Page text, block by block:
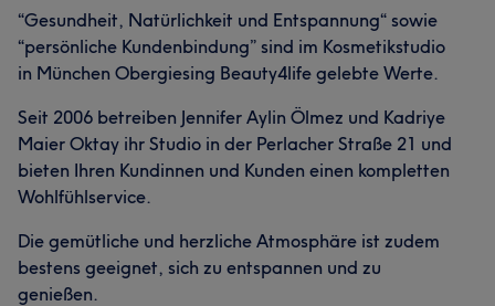
“Gesundheit, Natürlichkeit und Entspannung“ sowie
“persönliche Kundenbindung” sind im Kosmetikstudio
in München Obergiesing Beauty4life gelebte Werte.
Seit 2006 betreiben Jennifer Aylin Ölmez und Kadriye
Maier Oktay ihr Studio in der Perlacher Straße 21 und
bieten Ihren Kundinnen und Kunden einen kompletten
Wohlfühlservice.
Die gemütliche und herzliche Atmosphäre ist zudem
bestens geeignet, sich zu entspannen und zu
genießen.